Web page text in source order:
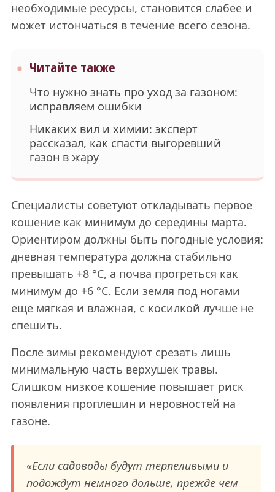
необходимые ресурсы, становится слабее и
может истончаться в течение всего сезона.
Читайте также
Что нужно знать про уход за газоном:
исправляем ошибки
Никаких вил и химии: эксперт
рассказал, как спасти выгоревший
газон в жару
Специалисты советуют откладывать первое
кошение как минимум до середины марта.
Ориентиром должны быть погодные условия:
дневная температура должна стабильно
превышать +8 °C, а почва прогреться как
минимум до +6 °C. Если земля под ногами
еще мягкая и влажная, с косилкой лучше не
спешить.
После зимы рекомендуют срезать лишь
минимальную часть верхушек травы.
Слишком низкое кошение повышает риск
появления проплешин и неровностей на
газоне.
«Если садоводы будут терпеливыми и
подождут немного дольше, прежде чем